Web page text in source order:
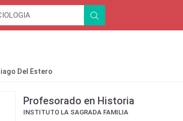
Del Estero
Profesorado en Historia
INSTITUTO LA SAGRADA FAMILIA